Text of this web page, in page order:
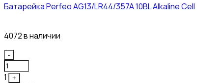
Батарейка Perfeo AG13/LR44/357A 10BL Alkaline Cell
4072 в наличии
Quantity
-
1
+